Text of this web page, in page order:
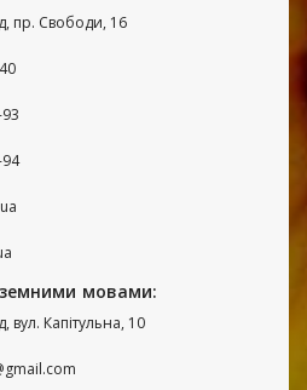
пр. Свободи, 16
мовами:
вул. Капітульна, 10